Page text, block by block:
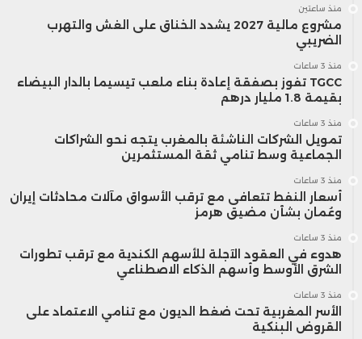
منذ ساعتين
مشروع مالية 2027 يشدد الخناق على الغش والتهرب
الضريبي
منذ 3 ساعات
TGCC تفوز بصفقة إعادة بناء ملعب تيسيما بالدار البيضاء
بقيمة 1.8 مليار درهم
منذ 3 ساعات
تمويل الشركات الناشئة بالمغرب يتجه نحو الشراكات
الجماعية وسط تنامي ثقة المستثمرين
منذ 3 ساعات
أسعار النفط تتعافى مع ترقب الأسواق مآلات محادثات إيران
وعُمان بشأن مضيق هرمز
منذ 3 ساعات
هدوء في العقود الآجلة للأسهم الكندية مع ترقب تطورات
الشرق الأوسط وأسهم الذكاء الاصطناعي
منذ 3 ساعات
الأسر المغربية تحت ضغط الديون مع تنامي الاعتماد على
القروض البنكية